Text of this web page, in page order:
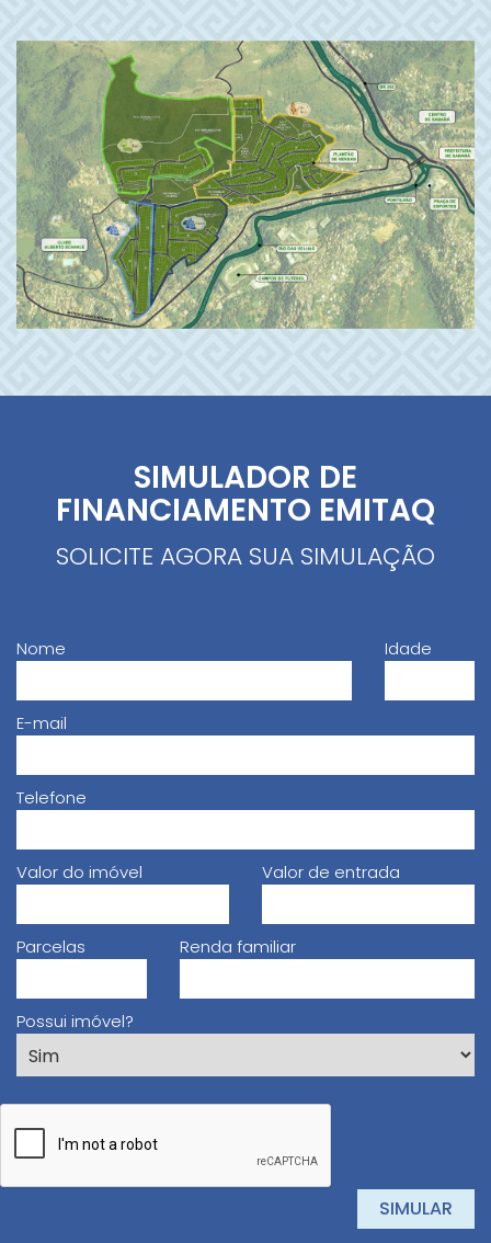
SIMULADOR DE
FINANCIAMENTO EMITAQ
SOLICITE AGORA SUA SIMULAÇÃO
Nome Idade
E-mail
Telefone
Valor do imóvel Valor de entrada
Parcelas Renda familiar
Possui imóvel?